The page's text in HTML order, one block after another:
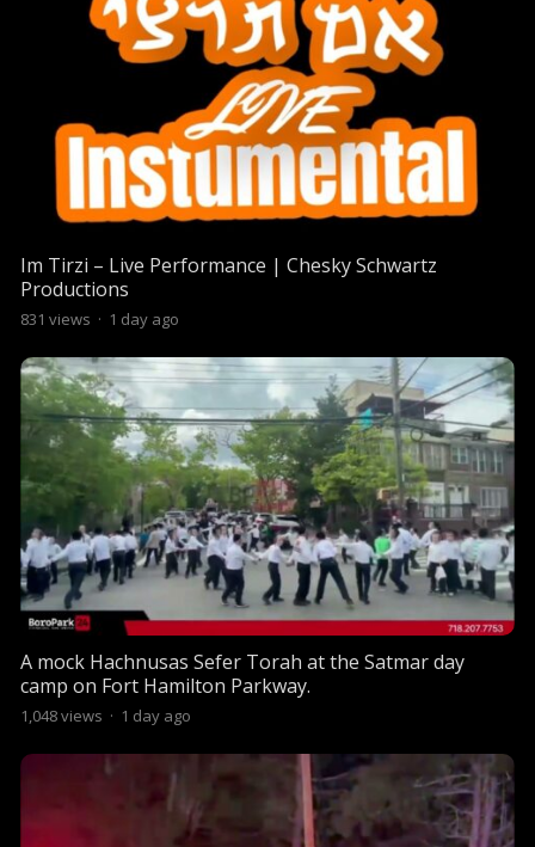
Im Tirzi – Live Performance | Chesky Schwartz
Productions
831 views · 1 day ago
A mock Hachnusas Sefer Torah at the Satmar day
camp on Fort Hamilton Parkway.
1,048views · 1 day ago